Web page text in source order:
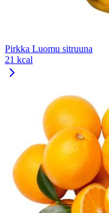
Pirkka Luomu sitruuna
21 kcal